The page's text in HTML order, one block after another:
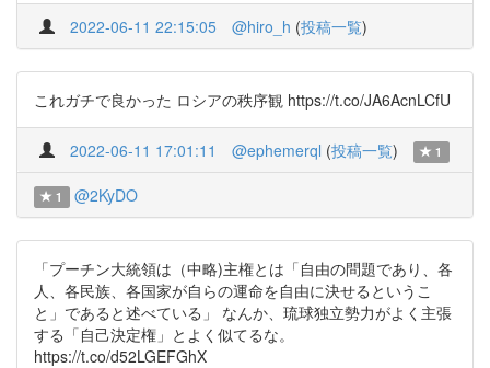
2022-06-11 22:15:05 @hiro_h (投稿一覧)
これガチで良かった ロシアの秩序観 https://t.co/JA6AcnLCfU
2022-06-11 17:01:11 @ephemerql (投稿一覧) 1
1 @2KyDO
「プーチン大統領は（中略)主権とは「自由の問題であり、各
人、各民族、各国家が自らの運命を自由に決せるというこ
と」であると述べている」 なんか、琉球独立勢力がよく主張
する「自己決定権」とよく似てるな。
https://t.co/d52LGEFGhX